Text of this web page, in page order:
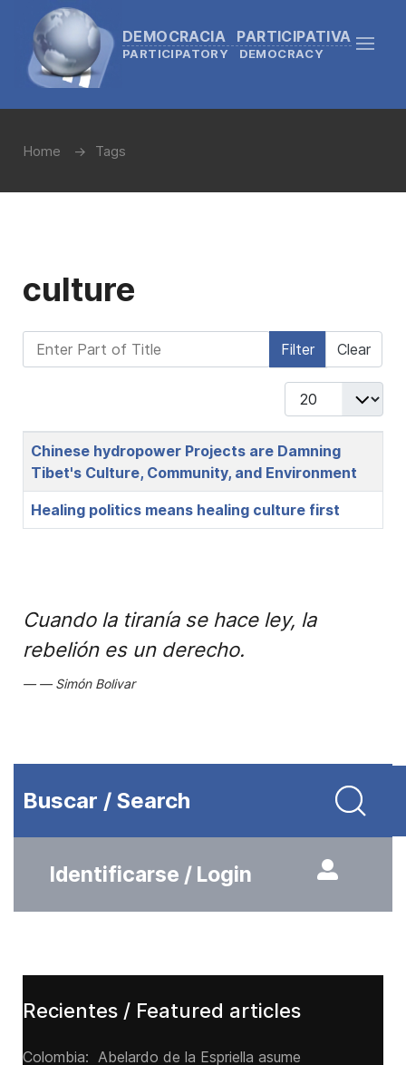
DEMOCRACIA PARTICIPATIVA
PARTICIPATORY DEMOCRACY
Home Tags
culture
Enter Part of Title Filter Clear
Display #
Title
Chinese hydropower Projects are Damning
Tibet's Culture, Community, and Environment
Healing politics means healing culture first
Cuando la tiranía se hace ley, la
rebelión es un derecho.
Simón Bolivar
Buscar / Search
Identificarse / Login
Recientes / Featured articles
Colombia: Abelardo de la Espriella asume